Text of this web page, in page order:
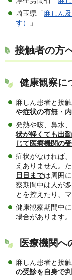
埼玉県「麻しん
す）
」
接触者の方
健康観察に
麻しん患者と接
や症状の有無・
発熱や咳、鼻水
状が軽くても出
じて医療機関の
症状がなければ
えありません。た
日目までは周囲
察期間中は人が
とを控えたり、
健康観察期間中
場合があります。
医療機関へ
麻しん患者と接
の受診を自身で